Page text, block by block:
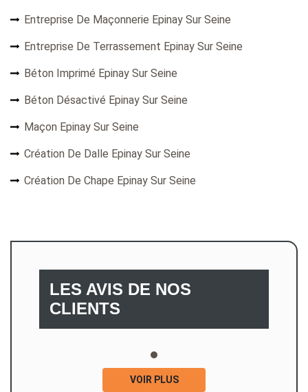
Entreprise De Maçonnerie Epinay Sur Seine
Entreprise De Terrassement Epinay Sur Seine
Béton Imprimé Epinay Sur Seine
Béton Désactivé Epinay Sur Seine
Maçon Epinay Sur Seine
Création De Dalle Epinay Sur Seine
Création De Chape Epinay Sur Seine
LES AVIS DE NOS
CLIENTS
VOIR PLUS